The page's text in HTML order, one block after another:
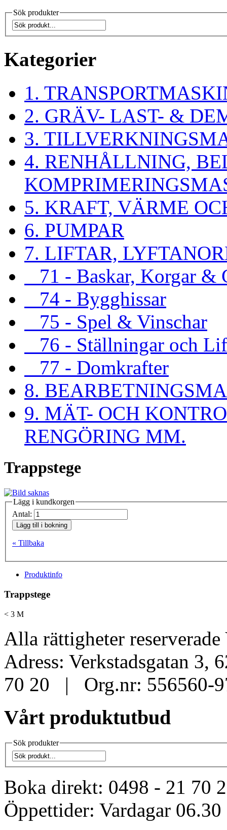
Sök produkter
Kategorier
1.
2. GRÄV- LAST- &
3.
4. RENHÅLLNING,
5. KRAFT, VÄRME
6. PUMPAR
7. LIFTAR,
71 - Baskar, Korgar &
74 - Bygghissar
75 - Spel & Vinschar
76 - Ställningar och
77 - Domkrafter
8.
9. MÄT- OCH
RENGÖRING MM.
Trappstege
Lägg i kundkorgen
Antal:
Lägg till i bokning
« Tillbaka
Produktinfo
Trappstege
< 3 M
Alla rättigheter
Adress: Verkstadsgatan
70 20 | Org.nr: 556560-
Vårt produktutbud
Sök produkter
Boka direkt: 0498 - 21 70
Öppettider: Vardagar